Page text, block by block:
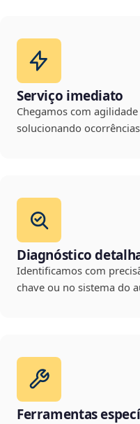
Serviço imediato
Chegamos com
solucionando
Diagnóstico
Identificamos com
chave ou no sistema do
Ferramentas